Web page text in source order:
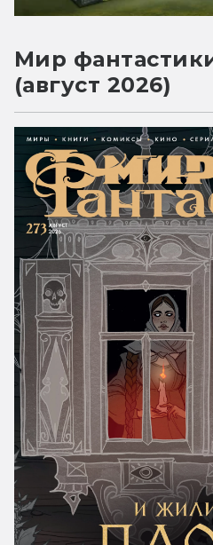
Мир
(август 2026)